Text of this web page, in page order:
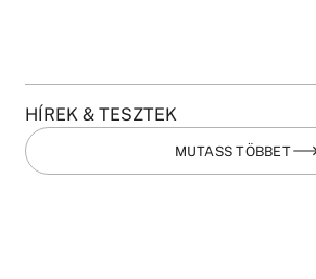
HÍREK & TESZTEK
MUTASS TÖBBET